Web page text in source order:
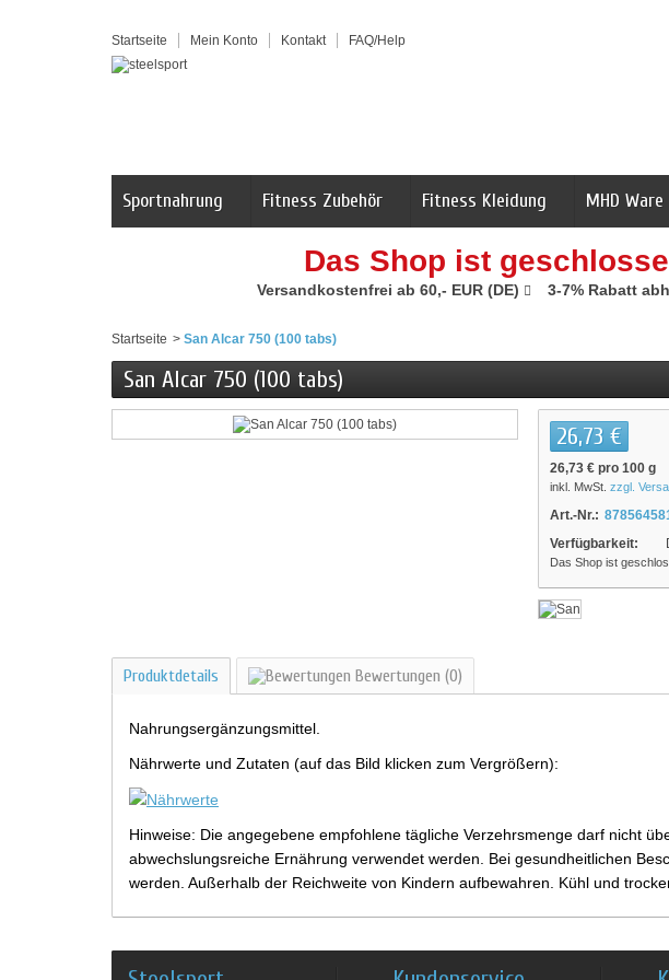
Startseite Mein Konto Kontakt FAQ/Help
Sportnahrung Fitness Zubehör Fitness Kleidung MHD Ware
Das Shop ist
Versandkostenfrei ab 60,- EUR (DE) 3-7% Rabatt
Startseite > San Alcar 750 (100 tabs)
San Alcar 750 (100 tabs)
26,73 €
26,73 € pro 100 g
inkl. MwSt. zzgl.
Art.-Nr.:
Verfügbarkeit:
Das Shop ist
Produktdetails Bewertungen (0)
Nahrungsergänzungsmittel.
Nährwerte und Zutaten (auf das Bild klicken zum Vergrößern):
Hinweise: Die angegebene empfohlene tägliche Verzehrsmenge darf nicht
abwechslungsreiche Ernährung verwendet werden. Bei gesundheitlichen
werden. Außerhalb der Reichweite von Kindern aufbewahren. Kühl und